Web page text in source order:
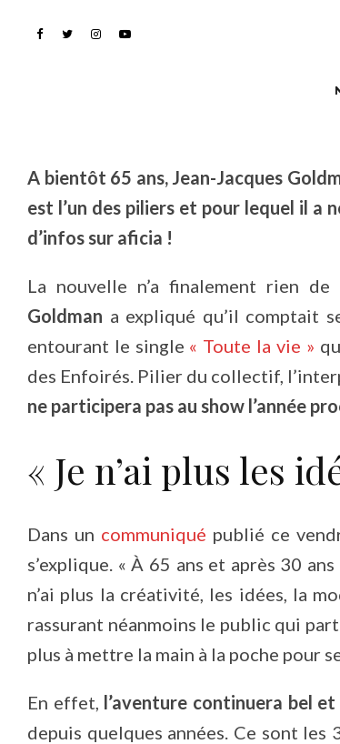
Jean-Jacques
A bientôt 65 ans, Jean-Jacques
est l’un des piliers et pour lequel il a
d’infos sur aficia !
La nouvelle n’a finalement rien
Goldman a expliqué qu’il comptait
entourant le single « Toute la vie »
des Enfoirés. Pilier du collectif,
ne participera pas au show l’année
« Je n’ai plus les
Dans un communiqué publié ce
s’explique. « À 65 ans et après 30
n’ai plus la créativité, les idées, la
rassurant néanmoins le public qui
plus à mettre la main à la poche pour
En effet, l’aventure continuera bel et
depuis quelques années. Ce sont les